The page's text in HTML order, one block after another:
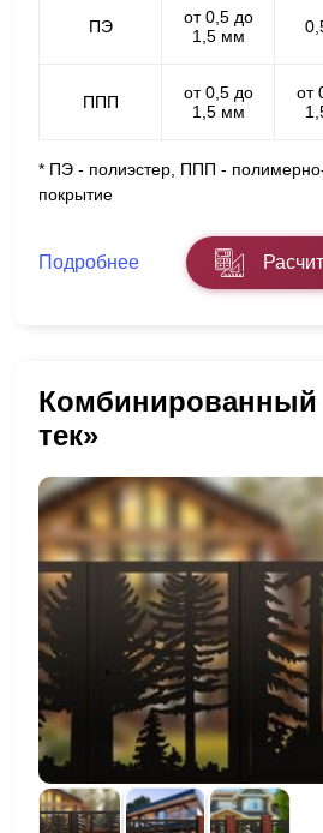
ПЭ
от 0,5 до
1,5 мм
ППП
от 0,5 до
1,5 мм
от
* ПЭ - полиэстер, ППП -
покрытие
Подробнее
Комбинированный
тек»